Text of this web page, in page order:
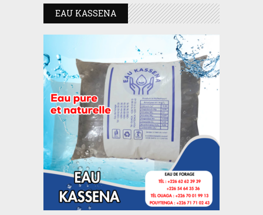
EAU KASSENA